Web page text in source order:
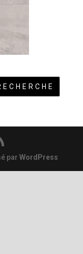
parWordPress